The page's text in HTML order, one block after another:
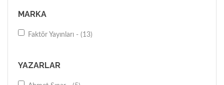
MARKA
Faktör Yayınları - (13)
YAZARLAR